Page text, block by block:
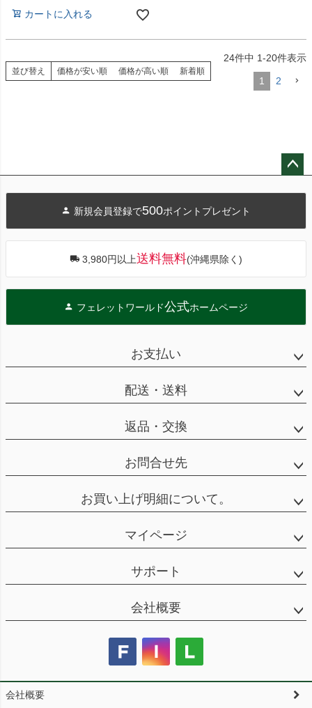
カートに入れる
並び替え 価格が安い順 価格が高い順 新着順
24件中 1-20件表示
1 2
へ
新規会員登録で500ポイントプレゼント
3,980円以上送料無料(沖縄県除く)
フェレットワールド公式ホームページ
お支払い
配送・送料
返品・交換
お問合せ先
お買い上げ明細について。
マイページ
サポート
会社概要
会社概要